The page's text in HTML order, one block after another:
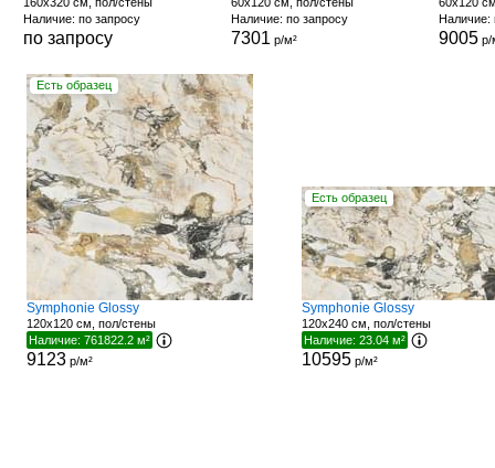
Наличие: по запросу
по запросу
Наличие: по запросу
7301 р/м²
Наличие:
9005 р/
Есть образец
Symphonie Glossy
120x120 см, пол/стены
Наличие: 761822.2 м²
9123р/м²
Есть образец
Symphonie Glossy
120x240 см, пол/стены
Наличие: 23.04 м²
10595р/м²